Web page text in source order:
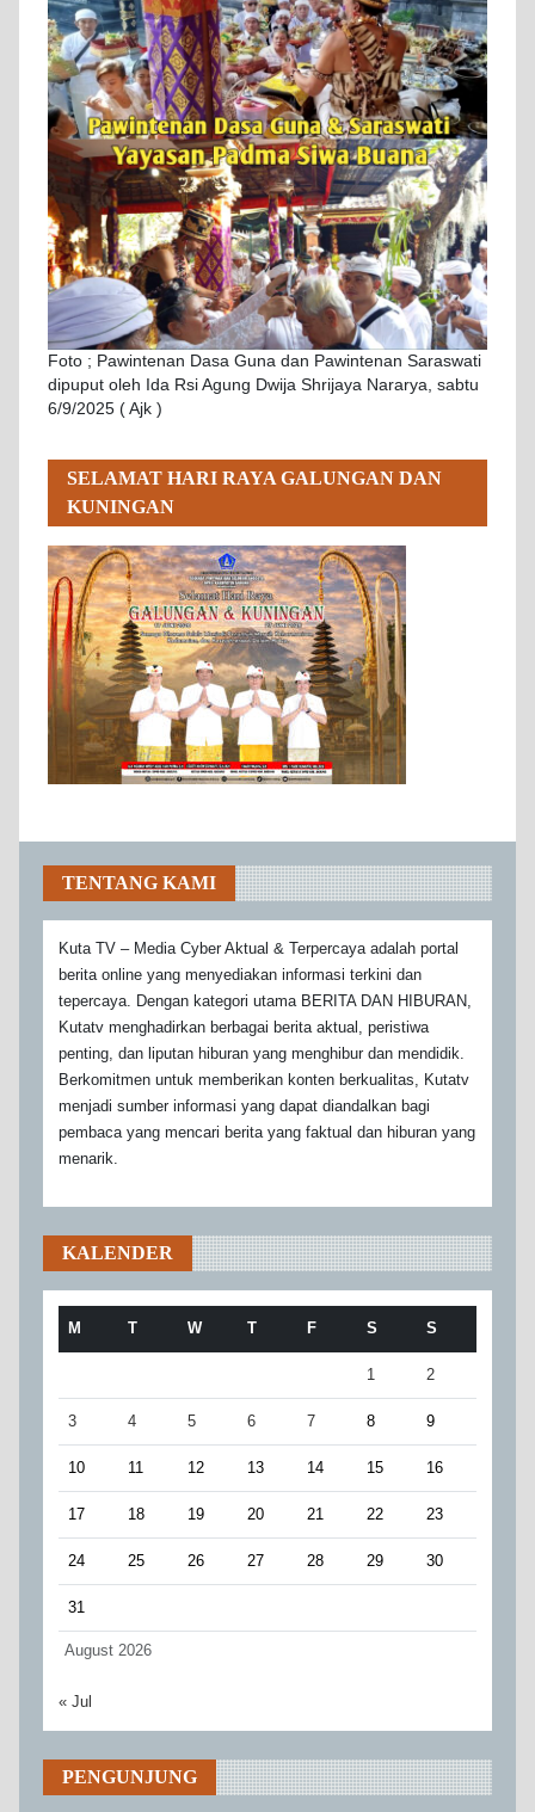
Foto ; Pawintenan Dasa Guna dan Pawintenan Saraswati
dipuput oleh Ida Rsi Agung Dwija Shrijaya Nararya, sabtu
6/9/2025 ( Ajk )
SELAMAT HARI RAYA GALUNGAN DAN
KUNINGAN
TENTANG KAMI
Kuta TV – Media Cyber Aktual & Terpercaya adalah portal
berita online yang menyediakan informasi terkini dan
tepercaya. Dengan kategori utama BERITA DAN HIBURAN,
Kutatv menghadirkan berbagai berita aktual, peristiwa
penting, dan liputan hiburan yang menghibur dan mendidik.
Berkomitmen untuk memberikan konten berkualitas, Kutatv
menjadi sumber informasi yang dapat diandalkan bagi
pembaca yang mencari berita yang faktual dan hiburan yang
menarik.
KALENDER
August 2026
M T W T F S S
1 2
3 4 5 6 7 8 9
10 11 12 13 14 15 16
17 18 19 20 21 22 23
24 25 26 27 28 29 30
31
« Jul
PENGUNJUNG